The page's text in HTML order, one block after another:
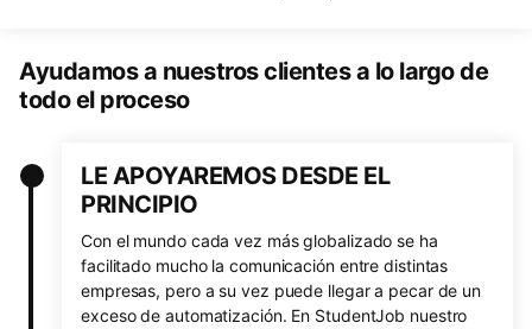
Ayudamos a nuestros clientes a lo largo de
todo el proceso
LE APOYAREMOS DESDE EL
PRINCIPIO
Con el mundo cada vez más globalizado se ha
facilitado mucho la comunicación entre distintas
empresas, pero a su vez puede llegar a pecar de un
exceso de automatización. En StudentJob nuestro